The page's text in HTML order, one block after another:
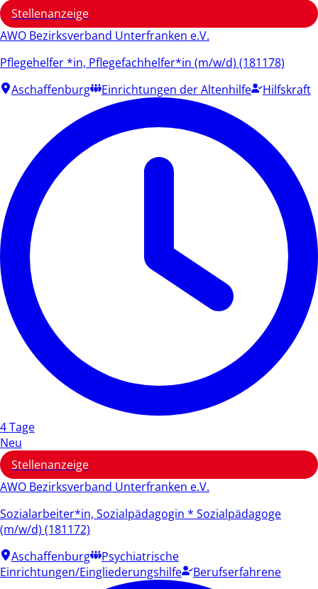
Stellenanzeige
AWO Bezirksverband Unterfranken e.V.
Pflegehelfer *in, Pflegefachhelfer*in (m/w/d) (181178)
Aschaffenburg
Einrichtungen der Altenhilfe Hilfskraft
4 Tage
Neu
Stellenanzeige
AWO Bezirksverband Unterfranken e.V.
Sozialarbeiter*in, Sozialpädagogin * Sozialpädagoge
(m/w/d) (181172)
Aschaffenburg
Psychiatrische
Einrichtungen/Eingliederungshilfe
Berufserfahrene